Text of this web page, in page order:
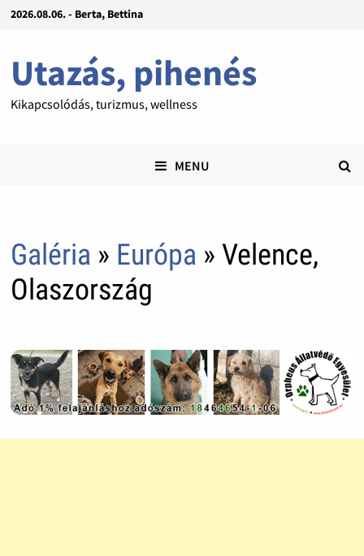
2026.08.06. - Berta, Bettina
Utazás, pihenés
Kikapcsolódás, turizmus, wellness
MENU
Galéria » Európa » Velence,
Olaszország